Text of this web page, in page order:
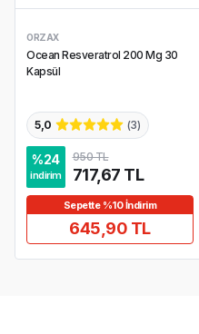
ORZAX
Ocean Resveratrol 200 Mg 30
Kapsül
5,0 (3)
%24
indirim
950 TL
717,67 TL
Sepette %10 İndirim
645,90 TL